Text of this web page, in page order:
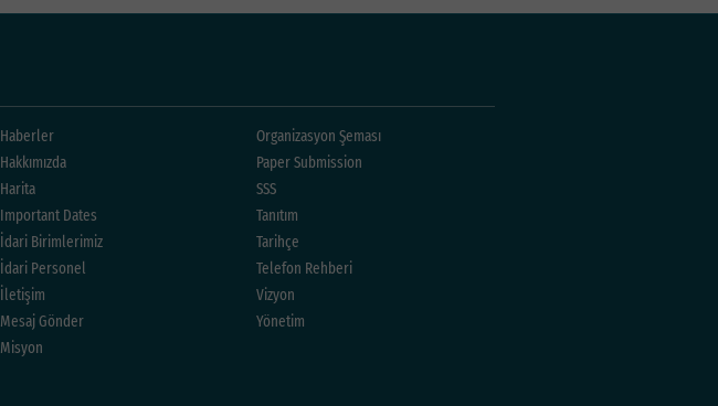
Haberler
Hakkımızda
Harita
Important Dates
İdari Birimlerimiz
İdari Personel
İletişim
Mesaj Gönder
Misyon
Organizasyon Şeması
Paper Submission
SSS
Tanıtım
Tarihçe
Telefon Rehberi
Vizyon
Yönetim